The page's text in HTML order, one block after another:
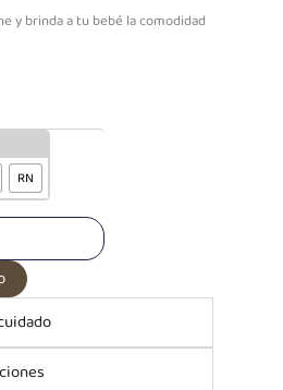
y brinda a tu bebé la comodidad
RN